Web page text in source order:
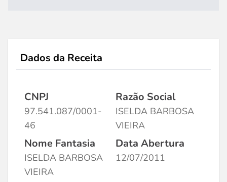
Dados da Receita
CNPJ
97.541.087/0001-
46
Razão Social
ISELDA BARBOSA
VIEIRA
Nome Fantasia
ISELDA BARBOSA
VIEIRA
Data Abertura
12/07/2011